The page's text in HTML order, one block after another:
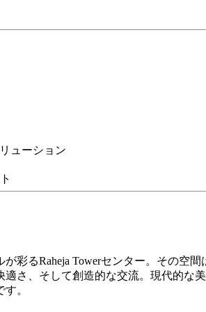
ューション
彩るRaheja Towerセンター。その空
さ、そして創造的な交流。現代的
。